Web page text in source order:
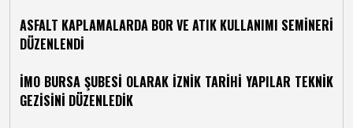
ASFALT KAPLAMALARDA BOR VE ATIK KULLANIMI SEMİNERİ
DÜZENLENDİ
İMO BURSA ŞUBESİ OLARAK İZNİK TARİHİ YAPILAR TEKNİK
GEZİSİNİ DÜZENLEDİK